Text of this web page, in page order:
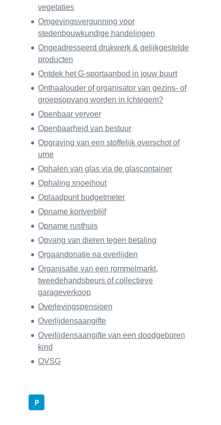
vegetaties
Omgevingsvergunning voor
stedenbouwkundige handelingen
Ongeadresseerd drukwerk & gelijkgestelde
producten
Ontdek het G-sportaanbod in jouw buurt
Onthaalouder of organisator van gezins- of
groepsopvang worden in Ichtegem?
Openbaar vervoer
Openbaarheid van bestuur
Opgraving van een stoffelijk overschot of
urne
Ophalen van glas via de glascontainer
Ophaling snoeihout
Oplaadpunt budgetmeter
Opname kortverblijf
Opname rusthuis
Opvang van dieren tegen betaling
Orgaandonatie na overlijden
Organisatie van een rommelmarkt,
tweedehandsbeurs of collectieve
garageverkoop
Overlevingspensioen
Overlijdensaangifte
Overlijdensaangifte van een doodgeboren
kind
OVSG
P